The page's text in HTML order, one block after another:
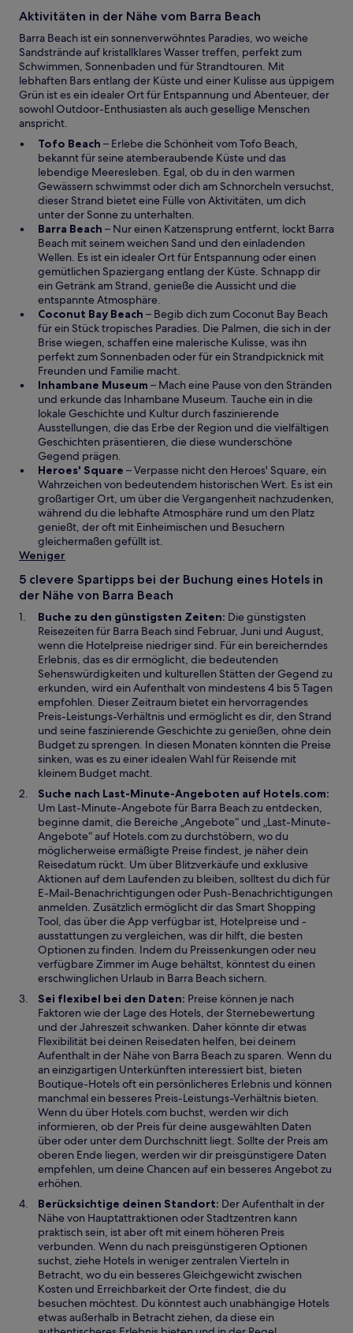
f
f
n
e
t
n
u
e
n
F
e
n
t
e
r
g
e
ö
f
f
n
e
t
Aktivitäten in der Nähe vom Barra Beach
Barra Beach ist ein sonnenverwöhntes Paradies, wo weiche
Sandstrände auf kristallklares Wasser treffen, perfekt zum
Schwimmen, Sonnenbaden und für Strandtouren. Mit
lebhaften Bars entlang der Küste und einer Kulisse aus üppigem
Grün ist es ein idealer Ort für Entspannung und Abenteuer, der
sowohl Outdoor-Enthusiasten als auch gesellige Menschen
anspricht.
Tofo Beach W
i
r
d
i
n
e
i
n
e
m
n
e
u
e
n
F
e
n
s
t
e
r
g
e
ö
f
f
n
– Erlebe die Schönheit vom Tofo Beach,
bekannt für seine atemberaubende Küste und das
lebendige Meeresleben. Egal, ob du in den warmen
Gewässern schwimmst oder dich am Schnorcheln versuchst,
dieser Strand bietet eine Fülle von Aktivitäten, um dich
unter der Sonne zu unterhalten.
Barra Beach W
i
r
d
i
n
e
i
n
e
m
n
e
u
e
n
F
e
n
s
t
e
r
ö
f
n
e
t
– Nur einen Katzensprung entfernt, lockt Barra
Beach mit seinem weichen Sand und den einladenden
Wellen. Es ist ein idealer Ort für Entspannung oder einen
gemütlichen Spaziergang entlang der Küste. Schnapp dir
ein Getränk am Strand, genieße die Aussicht und die
entspannte Atmosphäre.
Coconut Bay Beach W
i
r
d
i
n
e
i
n
e
n
e
u
e
n
F
s
t
e
r
g
e
ö
f
f
n
e
t
– Begib dich zum Coconut Bay Beach
für ein Stück tropisches Paradies. Die Palmen, die sich in der
Brise wiegen, schaffen eine malerische Kulisse, was ihn
perfekt zum Sonnenbaden oder für ein Strandpicknick mit
Freunden und Familie macht.
Inhambane Museum W
i
r
d
i
e
i
n
e
m
n
e
n
F
e
n
s
t
e
r
g
e
ö
f
f
n
e
t
– Mach eine Pause von den Stränden
und erkunde das Inhambane Museum. Tauche ein in die
lokale Geschichte und Kultur durch faszinierende
Ausstellungen, die das Erbe der Region und die vielfältigen
Geschichten präsentieren, die diese wunderschöne
Gegend prägen.
Heroes' Square W
i
r
d
i
n
n
e
m
n
e
u
e
n
F
e
n
s
t
e
r
g
e
ö
f
f
n
e
t
– Verpasse nicht den Heroes' Square, ein
Wahrzeichen von bedeutendem historischen Wert. Es ist ein
großartiger Ort, um über die Vergangenheit nachzudenken,
während du die lebhafte Atmosphäre rund um den Platz
genießt, der oft mit Einheimischen und Besuchern
gleichermaßen gefüllt ist.
Weniger
5 clevere Spartipps bei der Buchung eines Hotels in
der Nähe von Barra Beach
Buche zu den günstigsten Zeiten: Die günstigsten
Reisezeiten für Barra Beach sind Februar, Juni und August,
wenn die Hotelpreise niedriger sind. Für ein bereicherndes
Erlebnis, das es dir ermöglicht, die bedeutenden
Sehenswürdigkeiten und kulturellen Stätten der Gegend zu
erkunden, wird ein Aufenthalt von mindestens 4 bis 5 Tagen
empfohlen. Dieser Zeitraum bietet ein hervorragendes
Preis-Leistungs-Verhältnis und ermöglicht es dir, den Strand
und seine faszinierende Geschichte zu genießen, ohne dein
Budget zu sprengen. In diesen Monaten könnten die Preise
sinken, was es zu einer idealen Wahl für Reisende mit
kleinem Budget macht.
Suche nach Last-Minute-Angeboten auf Hotels.com:
Um Last-Minute-Angebote für Barra Beach zu entdecken,
beginne damit, die Bereiche „Angebote“ und „Last-Minute-
Angebote“ auf Hotels.com zu durchstöbern, wo du
möglicherweise ermäßigte Preise findest, je näher dein
Reisedatum rückt. Um über Blitzverkäufe und exklusive
Aktionen auf dem Laufenden zu bleiben, solltest du dich für
E-Mail-Benachrichtigungen oder Push-Benachrichtigungen
anmelden. Zusätzlich ermöglicht dir das Smart Shopping
Tool, das über die App verfügbar ist, Hotelpreise und -
ausstattungen zu vergleichen, was dir hilft, die besten
Optionen zu finden. Indem du Preissenkungen oder neu
verfügbare Zimmer im Auge behältst, könntest du einen
erschwinglichen Urlaub in Barra Beach sichern.
Sei flexibel bei den Daten: Preise können je nach
Faktoren wie der Lage des Hotels, der Sternebewertung
und der Jahreszeit schwanken. Daher könnte dir etwas
Flexibilität bei deinen Reisedaten helfen, bei deinem
Aufenthalt in der Nähe von Barra Beach zu sparen. Wenn du
an einzigartigen Unterkünften interessiert bist, bieten
Boutique-Hotels oft ein persönlicheres Erlebnis und können
manchmal ein besseres Preis-Leistungs-Verhältnis bieten.
Wenn du über Hotels.com buchst, werden wir dich
informieren, ob der Preis für deine ausgewählten Daten
über oder unter dem Durchschnitt liegt. Sollte der Preis am
oberen Ende liegen, werden wir dir preisgünstigere Daten
empfehlen, um deine Chancen auf ein besseres Angebot zu
erhöhen.
Berücksichtige deinen Standort: Der Aufenthalt in der
Nähe von Hauptattraktionen oder Stadtzentren kann
praktisch sein, ist aber oft mit einem höheren Preis
verbunden. Wenn du nach preisgünstigeren Optionen
suchst, ziehe Hotels in weniger zentralen Vierteln in
Betracht, wo du ein besseres Gleichgewicht zwischen
Kosten und Erreichbarkeit der Orte findest, die du
besuchen möchtest. Du könntest auch unabhängige Hotels
etwas außerhalb in Betracht ziehen, da diese ein